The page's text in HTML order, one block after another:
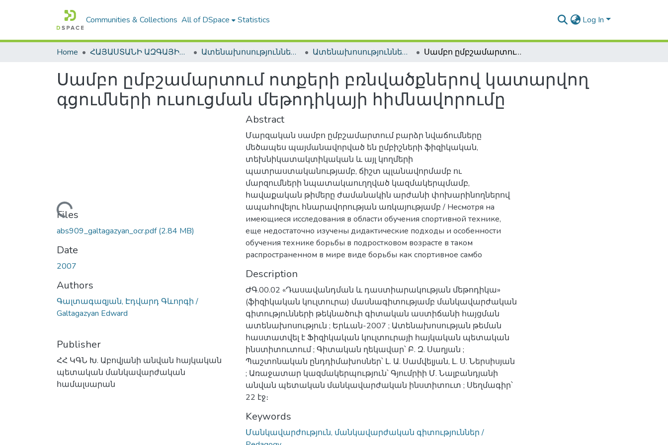
Communities & Collections All of DSpace Statistics Log In
Home ՀԱՅԱՍՏԱՆԻ ԱԶԳԱՅԻՆ ԳՐԱԴԱՐԱՆԻ ԹՎԱՅԻՆ ՊԱՀՈՑ / DIGITAL REPOSITORY OF NLA Ատենախոսություններ և սեղմագրեր / Theses & Abstracts Ատենախոսություններ և սեղմագրեր / Theses & Abstracts Սամբո ըմբշամարտում ոտքերի բռնվածքներով կատարվող գցումների ուսուցման մեթոդիկայի հիմնավորումը
Սամբո ըմբշամարտում ոտքերի բռնվածքներով կատարվող
գցումների ուսուցման մեթոդիկայի հիմնավորումը
Loading...
Files
abs909_galtagazyan_ocr.pdf(2.84 MB)
Date
2007
Authors
Գալտագազյան, Էդվարդ Գևորգի /
Galtagazyan Edward
Publisher
ՀՀ ԿԳՆ Խ. Աբովյանի անվան հայկական
պետական մանկավարժական
համալսարան
Abstract
Մարզական սամբո ըմբշամարտում բարձր նվաճումները
մեծապես պայմանավորված են ըմբիշների ֆիզիկական,
տեխնիկատակտիկական և այլ կողմերի
պատրաստականությամբ, ճիշտ պլանավորմամբ ու
մարզումների նպատակաուղղված կազմակերպմամբ,
հավաքական թիմերը ժամանակին արժանի փոխարինողներով
ապահովելու հնարավորության առկայությամբ / Несмотря на
имеющиеся исследования в области обучения спортивной технике,
еще недостаточно изучены дидактические подходы и особенности
обучения технике борьбы в подростковом возрасте в таком
распространенном в мире виде борьбы как спортивное самбо
Description
ԺԳ.00.02 «Դասավանդման և դաստիարակության մեթոդիկա»
(ֆիզիկական կուլտուրա) մասնագիտությամբ մանկավարժական
գիտությունների թեկնածուի գիտական աստիճանի հայցման
ատենախոսություն ; Երևան-2007 ; Ատենախոսության թեման
հաստատվել է Ֆիզիկական կուլտուրայի հայկական պետական
ինստիտուտում ; Գիտական ղեկավար՝ Բ. Զ. Սաղյան ;
Պաշտոնական ընդդիմախոսներ՝ Լ. Ա. Սամվելյան, Լ. Ս. Ներսիսյան
; Առաջատար կազմակերպություն՝ Գյումրիի Մ. Նալբանդյանի
անվան պետական մանկավարժական ինստիտուտ ; Սեղմագիր՝
22 էջ։
Keywords
Մանկավարժություն, մանկավարժական գիտություններ /